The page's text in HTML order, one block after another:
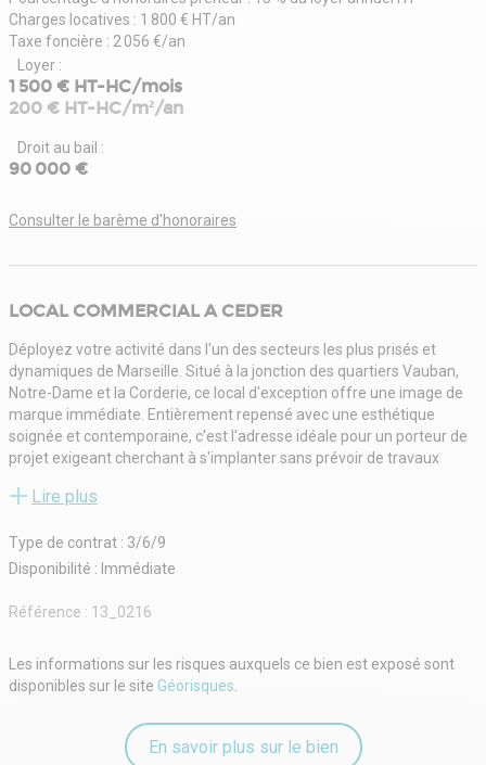
Charges locatives : 1 800 € HT/an
Taxe foncière : 2 056 €/an
Loyer :
1 500 € HT-HC/mois
200 € HT-HC/m²/an
Droit au bail :
90 000 €
Consulter le barème d'honoraires
LOCAL COMMERCIAL A CEDER
Déployez votre activité dans l'un des secteurs les plus prisés et
dynamiques de Marseille. Situé à la jonction des quartiers Vauban,
Notre-Dame et la Corderie, ce local d'exception offre une image de
marque immédiate. Entièrement repensé avec une esthétique
soignée et contemporaine, c'est l'adresse idéale pour un porteur de
projet exigeant cherchant à s'implanter sans prévoir de travaux
Un agencement optimisé
intelligente, permettant de cumuler accueil client et zone technique
ou de stockage :
Double espace de vente (50 m² + 40 m²) : Deux volumes lumineux et
collections ou créer un univers boutique + atelier/bureau.
-
idéal pour du stockage sécurisé, une réserve de stock importante ou
une zone de préparation.
Lire plus
Type de contrat : 3/6/9
Disponibilité : Immédiate
Référence : 13_0216
Les informations sur les risques auxquels ce bien est exposé sont
disponibles sur le site Géorisques.
En savoir plus sur le bien